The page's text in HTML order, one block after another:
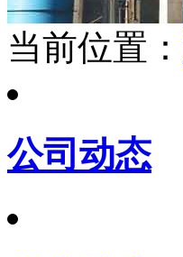
当前位置：
公司动态